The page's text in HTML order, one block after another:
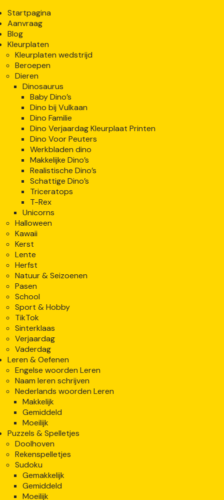
Startpagina
Aanvraag
Blog
Kleurplaten
Kleurplaten wedstrijd
Beroepen
Dieren
Dinosaurus
Baby Dino’s
Dino bij Vulkaan
Dino Familie
Dino Verjaardag Kleurplaat Printen
Dino Voor Peuters
Werkbladen dino
Makkelijke Dino’s
Realistische Dino’s
Schattige Dino’s
Triceratops
T-Rex
Unicorns
Halloween
Kawaii
Kerst
Lente
Herfst
Natuur & Seizoenen
Pasen
School
Sport & Hobby
TikTok
Sinterklaas
Verjaardag
Vaderdag
Leren & Oefenen
Engelse woorden Leren
Naam leren schrijven
Nederlands woorden Leren
Makkelijk
Gemiddeld
Moeilijk
Puzzels & Spelletjes
Doolhoven
Rekenspelletjes
Sudoku
Gemakkelijk
Gemiddeld
Moeilijk